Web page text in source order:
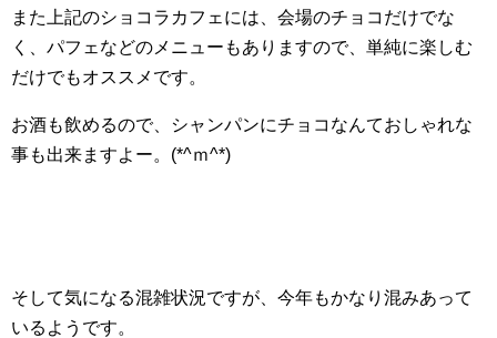
また上記のショコラカフェには、会場のチョコだけでな
く、パフェなどのメニューもありますので、単純に楽しむ
だけでもオススメです。
お酒も飲めるので、シャンパンにチョコなんておしゃれな
事も出来ますよー。(*^ｍ^*)
そして気になる混雑状況ですが、今年もかなり混みあって
いるようです。